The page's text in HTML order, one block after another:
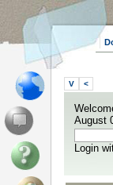
V <
August
Login